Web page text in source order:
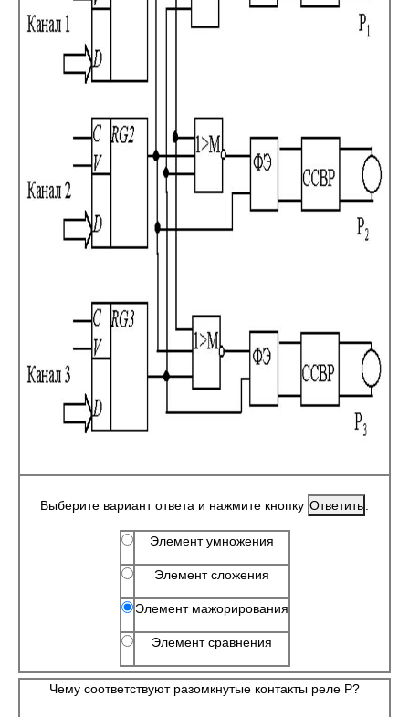
Выберите вариант ответа и нажмите кнопку :
Элемент умножения
Элемент сложения
Элемент мажорирования
Элемент сравнения
Чему соответствуют разомкнутые контакты реле Р?